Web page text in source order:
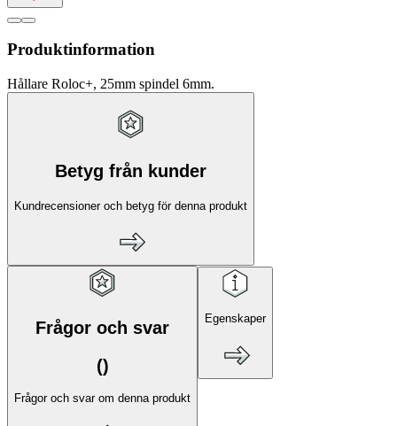
Produktinformation
Hållare Roloc+, 25mm spindel 6mm.
Betyg från kunder
Kundrecensioner och betyg för denna produkt
Frågor och svar
()
Frågor och svar om denna produkt
Egenskaper